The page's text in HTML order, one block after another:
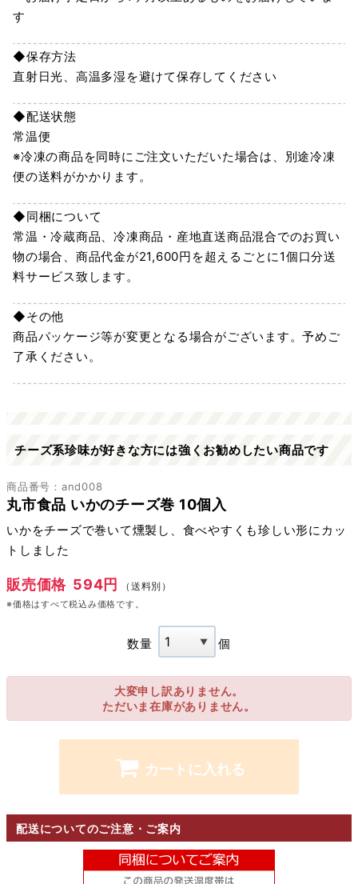
す
◆保存方法
直射日光、高温多湿を避けて保存してください
◆配送状態
常温便
※冷凍の商品を同時にご注文いただいた場合は、別途冷凍
便の送料がかかります。
◆同梱について
常温・冷蔵商品、冷凍商品・産地直送商品混合でのお買い
物の場合、商品代金が21,600円を超えるごとに1個口分送
料サービス致します。
◆その他
商品パッケージ等が変更となる場合がございます。予めご
了承ください。
チーズ系珍味が好きな方には強くお勧めしたい商品です
商品番号：and008
丸市食品 いかのチーズ巻 10個入
いかをチーズで巻いて燻製し、食べやすくも珍しい形にカッ
トしました
販売価格 594円 （送料別）
※価格はすべて税込み価格です。
数量 個
大変申し訳ありません。
ただいま在庫がありません。
カートに入れる
配送についてのご注意・ご案内